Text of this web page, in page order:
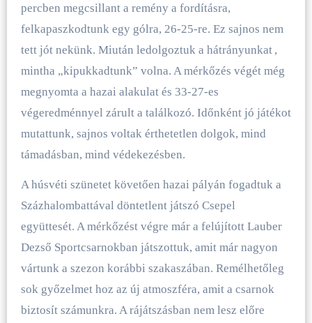
percben megcsillant a remény a fordításra,
felkapaszkodtunk egy gólra, 26-25-re. Ez sajnos nem
tett jót nekünk. Miután ledolgoztuk a hátrányunkat ,
mintha „kipukkadtunk” volna. A mérkőzés végét még
megnyomta a hazai alakulat és 33-27-es
végeredménnyel zárult a találkozó. Időnként jó játékot
mutattunk, sajnos voltak érthetetlen dolgok, mind
támadásban, mind védekezésben.
A húsvéti szünetet követően hazai pályán fogadtuk a
Százhalombattával döntetlent játszó Csepel
együttesét. A mérkőzést végre már a felújított Lauber
Dezső Sportcsarnokban játszottuk, amit már nagyon
vártunk a szezon korábbi szakaszában. Remélhetőleg
sok győzelmet hoz az új atmoszféra, amit a csarnok
biztosít számunkra. A rájátszásban nem lesz előre